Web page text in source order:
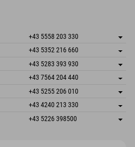
+43 5558 203 330
Adresse speichern
Buchen
+43 5352 216 660
Adresse speichern
Anreiseinfos
Buchen
+43 5283 393 930
Adresse speichern
Buchen
+43 7564 204 440
Adresse speichern
Anreiseinfos
Buchen
+43 5255 206 010
Adresse speichern
Buchen
+43 4240 213 330
Adresse speichern
Anreiseinfos
+43 5226 398500